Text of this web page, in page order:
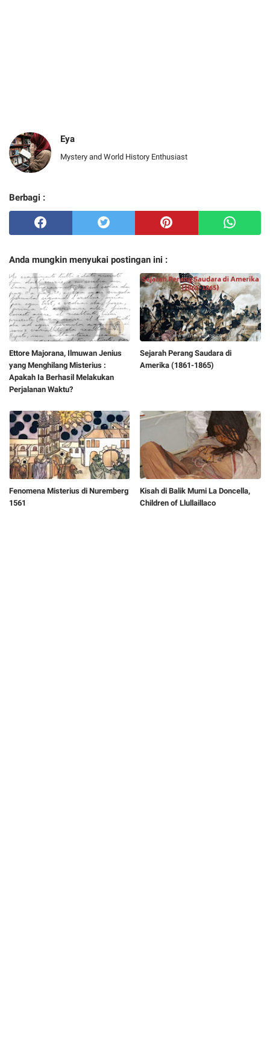
Eya
Mystery and World History Enthusiast
Berbagi :
Anda mungkin menyukai postingan ini :
Ettore Majorana, Ilmuwan Jenius
yang Menghilang Misterius :
Apakah Ia Berhasil Melakukan
Perjalanan Waktu?
Sejarah Perang Saudara di
Amerika (1861-1865)
Fenomena Misterius di Nuremberg
1561
Kisah di Balik Mumi La Doncella,
Children of Llullaillaco